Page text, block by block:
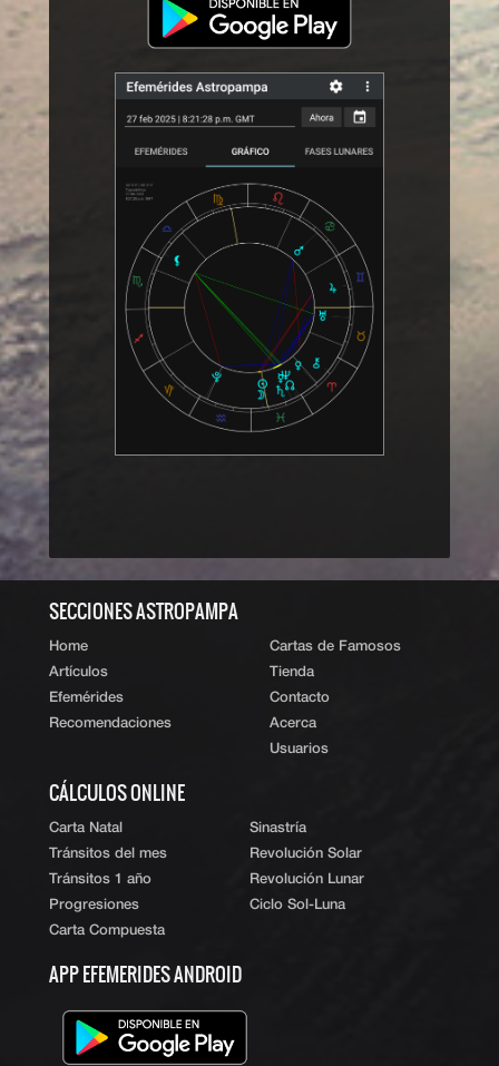
SECCIONES ASTROPAMPA
Home
Artículos
Efemérides
Recomendaciones
Cartas de Famosos
Tienda
Contacto
Acerca
Usuarios
CÁLCULOS ONLINE
Carta Natal
Tránsitos del mes
Tránsitos 1 año
Progresiones
Carta Compuesta
Sinastría
Revolución Solar
Revolución Lunar
Ciclo Sol-Luna
APP EFEMERIDES ANDROID